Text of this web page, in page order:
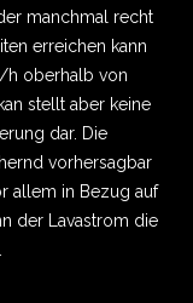
manchmal recht
erreichen kann
h oberhalb von
stellt aber keine
dar. Die
vorhersagbar
allem in Bezug auf
der Lavastrom die